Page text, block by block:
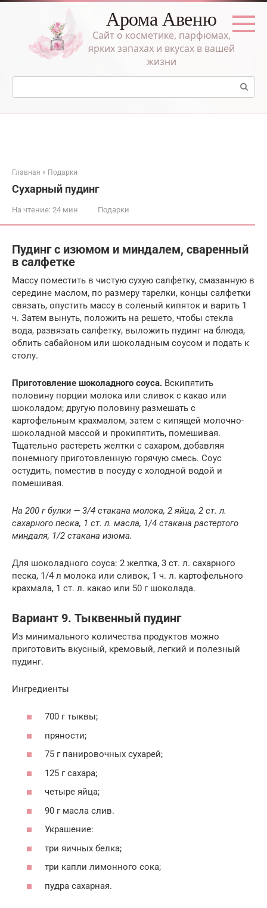
Перейти
Арома Авеню
Сайт о косметике, парфюмах,
ярких запахах и вкусах в вашей
жизни
Поиск:
Главная » Подарки
Сухарный пудинг
На чтение: 24 мин Подарки
Пудинг с изюмом и миндалем, сваренный
в салфетке
Массу поместить в чистую сухую салфетку, смазанную в
середине маслом, по размеру тарелки, концы салфетки
связать, опустить массу в соленый кипяток и варить 1
ч. Затем вынуть, положить на решето, чтобы стекла
вода, развязать салфетку, выложить пудинг на блюда,
облить сабайоном или шоколадным соусом и подать к
столу.
Приготовление шоколадного соуса. Вскипятить
половину порции молока или сливок с какао или
шоколадом; другую половину размешать с
картофельным крахмалом, затем с кипящей молочно-
шоколадной массой и прокипятить, помешивая.
Тщательно растереть желтки с сахаром, добавляя
понемногу приготовленную горячую смесь. Соус
остудить, поместив в посуду с холодной водой и
помешивая.
На 200 г булки — 3/4 стакана молока, 2 яйца, 2 ст. л.
сахарного песка, 1 ст. л. масла, 1/4 стакана растертого
миндаля, 1/2 стакана изюма.
Для шоколадного соуса: 2 желтка, 3 ст. л. сахарного
песка, 1/4 л молока или сливок, 1 ч. л. картофельного
крахмала, 1 ст. л. какао или 50 г шоколада.
Вариант 9. Тыквенный пудинг
Из минимального количества продуктов можно
приготовить вкусный, кремовый, легкий и полезный
пудинг.
Ингредиенты
700 г тыквы;
пряности;
75 г панировочных сухарей;
125 г сахара;
четыре яйца;
90 г масла слив.
Украшение:
три яичных белка;
три капли лимонного сока;
пудра сахарная.